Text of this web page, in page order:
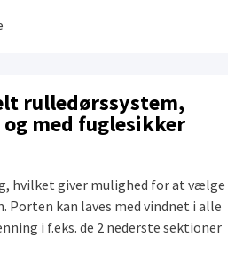
rulledørssystem,
med fuglesikker
hvilket giver mulighed for at vælge
Porten kan laves med vindnet i alle
i f.eks. de 2 nederste sektioner